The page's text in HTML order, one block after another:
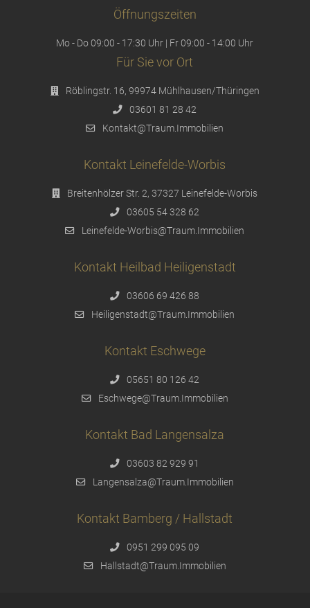
Öffnungszeiten
Mo - Do 09:00 - 17:30 Uhr | Fr 09:00 - 14:00 Uhr
Für Sie vor Ort
Röblingstr. 16, 99974 Mühlhausen/Thüringen
03601 81 28 42
Kontakt@Traum.Immobilien
Kontakt Leinefelde-Worbis
Breitenhölzer Str. 2, 37327 Leinefelde-Worbis
03605 54 328 62
Leinefelde-Worbis@Traum.Immobilien
Kontakt Heilbad Heiligenstadt
03606 69 426 88
Heiligenstadt@Traum.Immobilien
Kontakt Eschwege
05651 80 126 42
Eschwege@Traum.Immobilien
Kontakt Bad Langensalza
03603 82 929 91
Langensalza@Traum.Immobilien
Kontakt Bamberg / Hallstadt
0951 299 095 09
Hallstadt@Traum.Immobilien